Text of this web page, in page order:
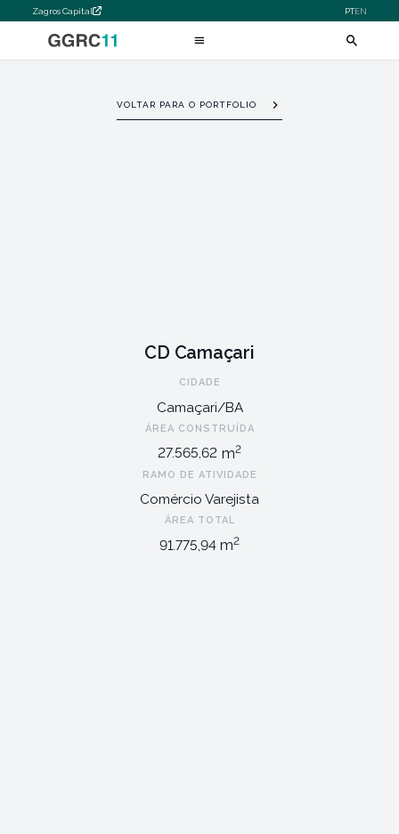
Zagros Capital PTEN
VOLTAR PARA O PORTFOLIO
CD Camaçari
CIDADE
Camaçari/BA
ÁREA CONSTRUÍDA
27.565,62 m2
RAMO DE ATIVIDADE
Comércio Varejista
ÁREA TOTAL
91.775,94 m2